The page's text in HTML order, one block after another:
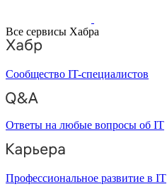
Все сервисы Хабра
Сообщество IT-специалистов
Ответы на любые вопросы об IT
Профессиональное развитие в IT